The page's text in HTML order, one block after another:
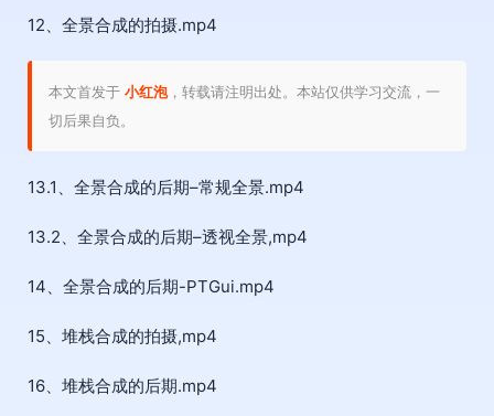
12、全景合成的拍摄.mp4
本文首发于 小红泡，转载请注明出处。本站仅供学习交流，一
切后果自负。
13.1、全景合成的后期–常规全景.mp4
13.2、全景合成的后期–透视全景,mp4
14、全景合成的后期-PTGui.mp4
15、堆栈合成的拍摄,mp4
16、堆栈合成的后期.mp4